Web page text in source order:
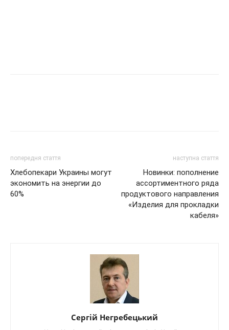
попередня стаття
Хлебопекари Украины могут
экономить на энергии до
60%
наступна стаття
Новинки: пополнение
ассортиментного ряда
продуктового направления
«Изделия для прокладки
кабеля»
Сергій Негребецький